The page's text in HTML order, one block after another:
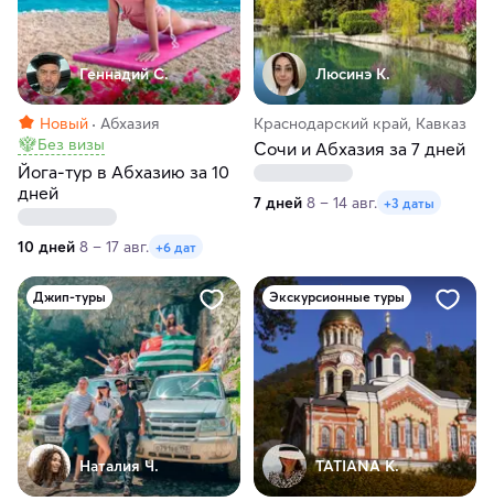
Геннадий С.
Новый
Абхазия
Без визы
Йога-тур в Абхазию за 10
дней
10 дней 8 – 17 авг. +6 дат
Люсинэ К.
Краснодарский край, Кавказ
Сочи и Абхазия за 7 дней
7 дней 8 – 14 авг. +3 даты
Джип-туры
Наталия Ч.
Экскурсионные туры
TATIANA K.